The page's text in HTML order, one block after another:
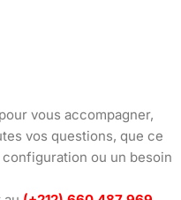
vous accompagner,
vos questions, que ce
ou un besoin